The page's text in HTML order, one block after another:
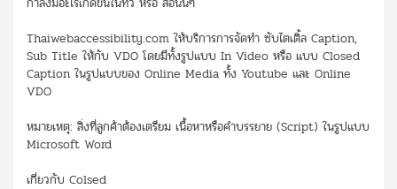
Thaiwebaccessibility.com ให้บริการการจัดทำ ซับไตเติ้ล Caption,
Sub Title ให้กับ VDO โดยมีทั้งรูปแบบ In Video หรือ แบบ Closed
Caption ในรูปแบบของ Online Media ทั้ง Youtube และ Online
VDO
หมายเหตุ: สิ่งที่ลูกค้าต้องเตรียม เนื้อหาหรือคำบรรยาย (Script) ในรูปแบบ
Microsoft Word
เกี่ยวกับ Colsed